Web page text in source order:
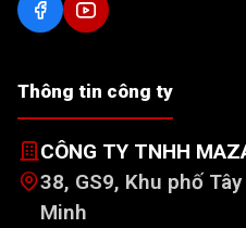
Thông tin công ty
CÔNG TY TNHH
38, GS9, Khu phố
Minh